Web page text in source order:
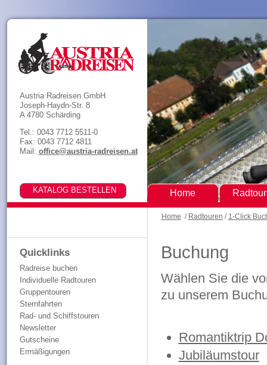
Home / Radtouren / 1-Click
Quicklinks
Radreise buchen
Individuelle Radtouren
Gruppentouren
Sternfahrten
Rad- und Schiffstouren
Newsletter
Gutscheine
Ermäßigungen
Buchung
Wählen Sie die
zu unserem
Romantiktrip
Jubiläumstour
Austria Radreisen GmbH
Joseph-Haydn-Str. 8
A 4780 Schärding
Tel.: 0043 7712 5511-0
Fax: 0043 7712 4811
Mail: office@austria-radreisen.at
Home